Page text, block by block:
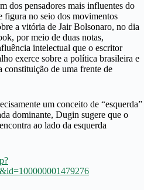
dos pensadores mais influentes do
figura no seio dos movimentos
a vitória de Jair Bolsonaro, no dia
por meio de duas notas,
intelectual que o escritor
exerce sobre a política brasileira e
constituição de uma frente de
um conceito de “esquerda”
dominante, Dugin sugere que o
ao lado da esquerda